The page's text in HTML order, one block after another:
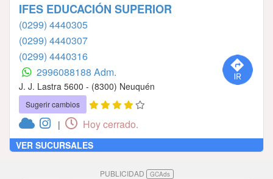
IFES EDUCACIÓN SUPERIOR
(0299) 4440305
(0299) 4440307
(0299) 4440316
2996088188 Adm.
J. J. Lastra 5600 - (8300) Neuquén
Sugerir cambios
| Hoy cerrado.
VER SUCURSALES
PUBLICIDAD GCAds